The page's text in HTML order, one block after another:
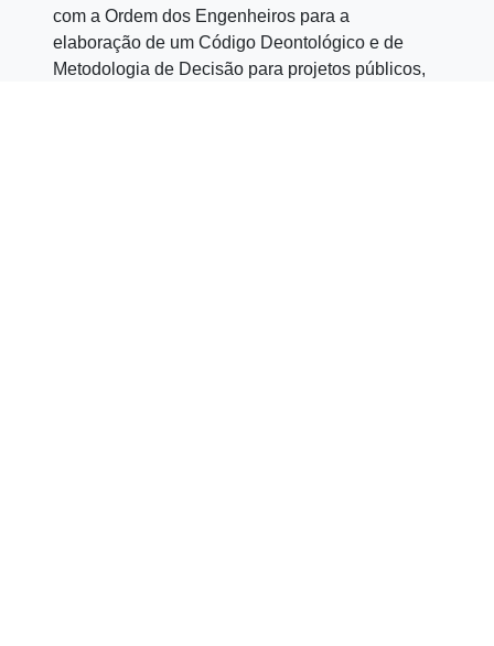
com a Ordem dos Engenheiros para a
elaboração de um Código Deontológico e de
Metodologia de Decisão para projetos públicos,